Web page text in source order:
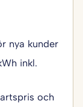
nya kunder
inkl.
och